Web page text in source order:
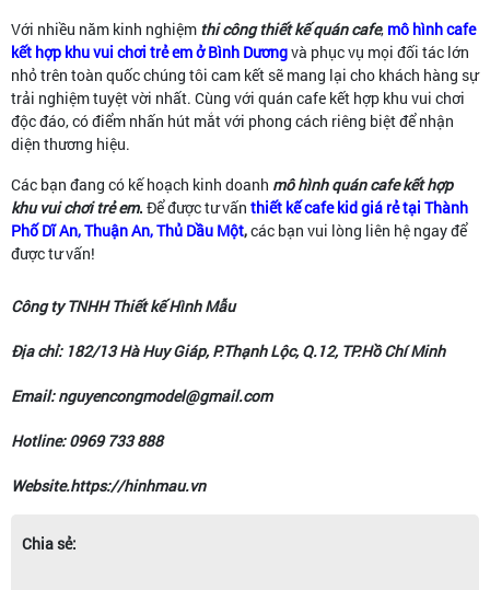
Với nhiều năm kinh nghiệm thi công thiết kế quán cafe, mô hình cafe
kết hợp khu vui chơi trẻ em ở Bình Dươngvà phục vụ mọi đối tác lớn
nhỏ trên toàn quốc chúng tôi cam kết sẽ mang lại cho khách hàng sự
trải nghiệm tuyệt vời nhất. Cùng với quán cafe kết hợp khu vui chơi
độc đáo, có điểm nhấn hút mắt với phong cách riêng biệt để nhận
diện thương hiệu.
Các bạn đang có kế hoạch kinh doanh mô hình quán cafe kết hợp
khu vui chơi trẻ em. Để được tư vấn thiết kế cafe kid giá rẻ tại Thành
Phố Dĩ An, Thuận An, Thủ Dầu Một,các bạn vui lòng liên hệ ngay để
được tư vấn!
Công ty TNHH Thiết kế Hình Mẫu
Địa chỉ: 182/13 Hà Huy Giáp, P.Thạnh Lộc, Q.12, TP.Hồ Chí Minh
Email: nguyencongmodel@gmail.com
Hotline: 0969 733 888
Website.https://hinhmau.vn
Chia sẻ: